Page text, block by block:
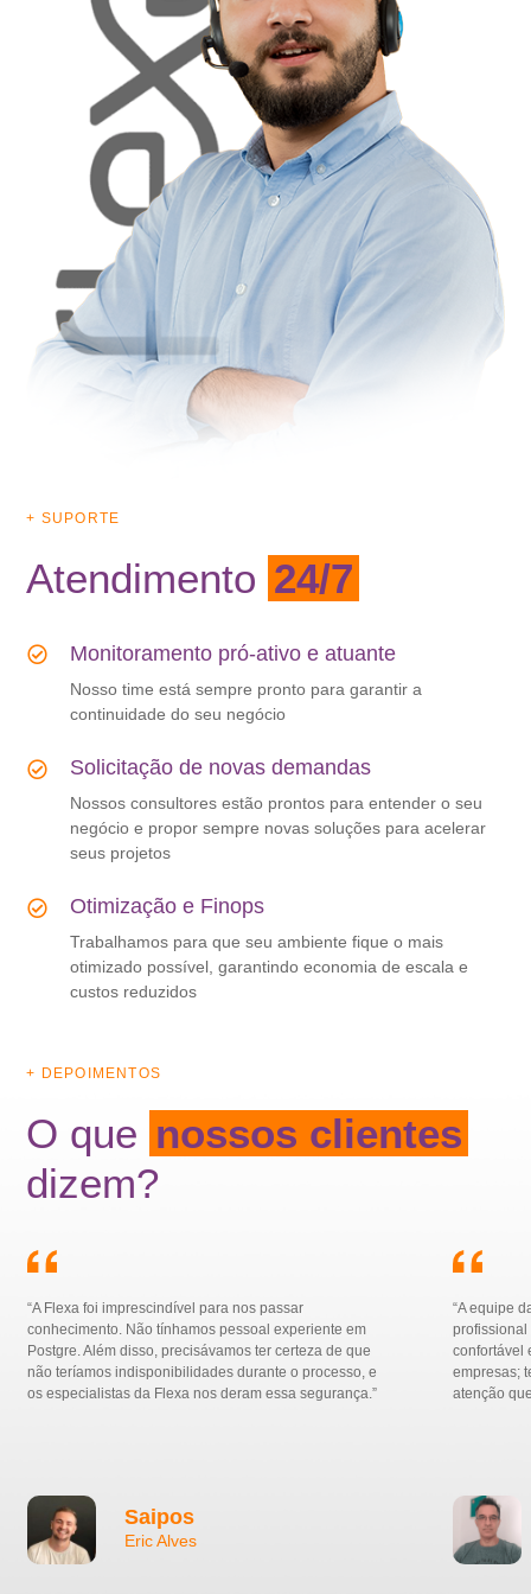
+ SUPORTE
Atendimento 24/7
Monitoramento pró-ativo e atuante
Nosso time está sempre pronto para garantir a
continuidade do seu negócio
Solicitação de novas demandas
Nossos consultores estão prontos para entender o seu
negócio e propor sempre novas soluções para acelerar
seus projetos
Otimização e Finops
Trabalhamos para que seu ambiente fique o mais
otimizado possível, garantindo economia de escala e
custos reduzidos
+ DEPOIMENTOS
O que nossos clientes
dizem?
“A Flexa foi imprescindível para nos passar
conhecimento. Não tínhamos pessoal experiente em
Postgre. Além disso, precisávamos ter certeza de que
não teríamos indisponibilidades durante o processo, e
os especialistas da Flexa nos deram essa segurança.”
Saipos
Eric Alves
“A equipe
profissional
confortável
empresas;
atenção